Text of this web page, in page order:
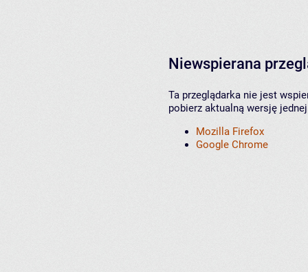
Niewspierana
Ta przeglądarka nie jest
pobierz aktualną wersję
Mozilla Firefox
Google Chrome